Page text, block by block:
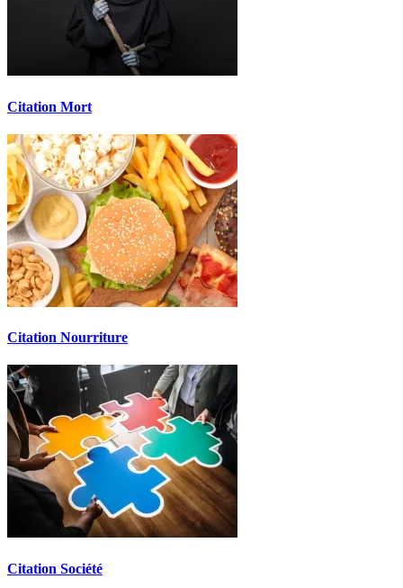
Citation Mort
Citation Nourriture
Citation Société